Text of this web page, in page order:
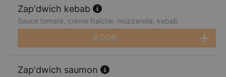
Zap'dwich kebab
Sauce tomate, crème fraîche, mozzarella, kebab
8.00€
Zap'dwich saumon